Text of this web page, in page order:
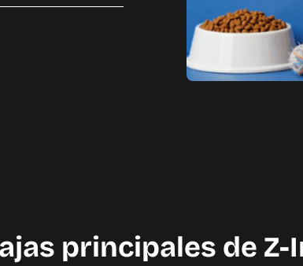
principales de Z-